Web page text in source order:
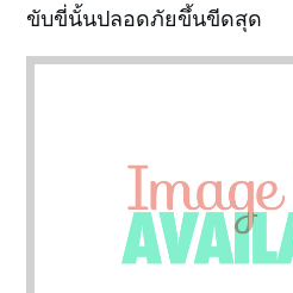
ขับขี่นั้นปลอดภัยขึ้นขีดสุด